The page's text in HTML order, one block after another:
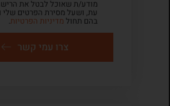
מודע/ת שאוכל לבטל את
עת, ושעל מסירת הפרטים שלי
בהם תחול מדיניות הפרטיות.
צרו עמי קשר